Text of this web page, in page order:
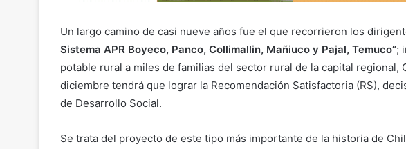
Un largo camino de casi nueve años fue el que recorrieron los
Sistema APR Boyeco, Panco, Collimallin, Mañiuco y Pajal, Temuco”;
potable rural a miles de familias del sector rural de la capital regional,
diciembre tendrá que lograr la Recomendación Satisfactoria (RS),
de Desarrollo Social.
Se trata del proyecto de este tipo más importante de la historia de